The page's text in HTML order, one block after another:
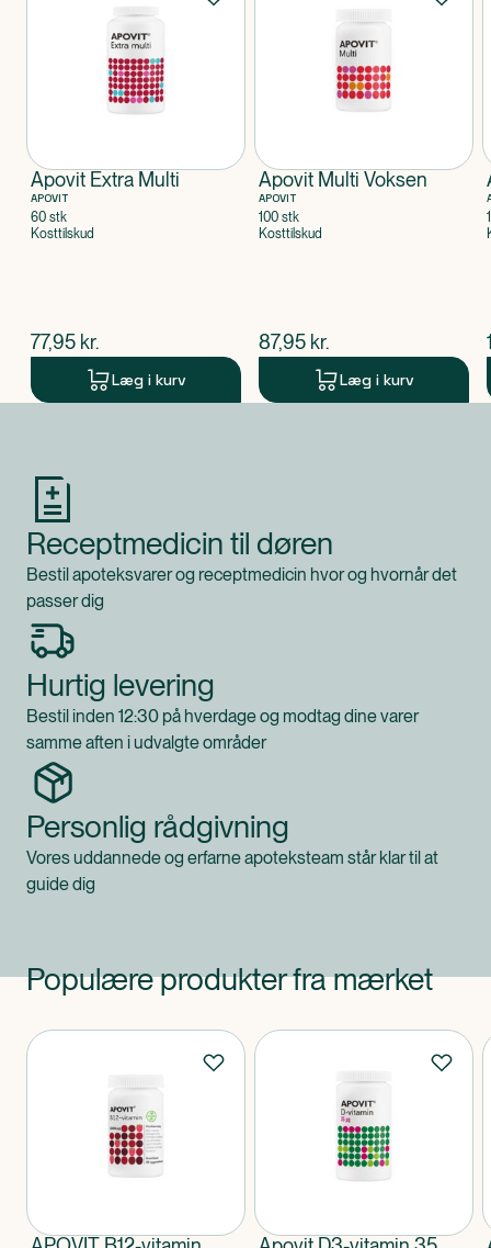
Apovit Extra Multi
APOVIT
60 stk
Kosttilskud
$nuværende pris
77,95 kr.
Læg i kurv
Apovit Multi Voksen
APOVIT
100 stk
Kosttilskud
$nuværende pris
87,95 kr.
Læg i kurv
Receptmedicin til døren
Bestil apoteksvarer og receptmedicin hvor og hvornår det
passer dig
Hurtig levering
Bestil inden 12:30 på hverdage og modtag dine varer
samme aften i udvalgte områder
Personlig rådgivning
Vores uddannede og erfarne apoteksteam står klar til at
guide dig
Populære produkter fra mærket
Produkter